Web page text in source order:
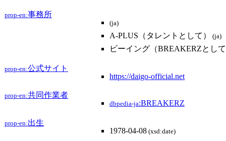
prop-en:事務所
(ja)
A-PLUS（タレントとして） (ja)
ビーイング（BREAKERZとし
prop-en:公式サイト
https://daigo-official.net
prop-en:共同作業者
dbpedia-ja:BREAKERZ
prop-en:出生
1978-04-08 (xsd:date)